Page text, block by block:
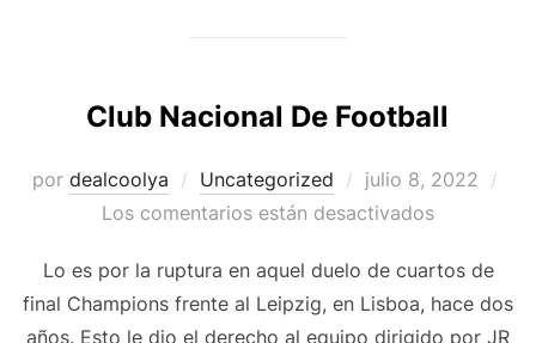
Club Nacional De Football
por dealcoolya Uncategorized
Publicado
el
julio 8, 2022
Los comentarios están desactivados
Lo es por la ruptura en aquel duelo de cuartos de
final Champions frente al Leipzig, en Lisboa, hace dos
años. Esto le dio el derecho al equipo dirigido por JR